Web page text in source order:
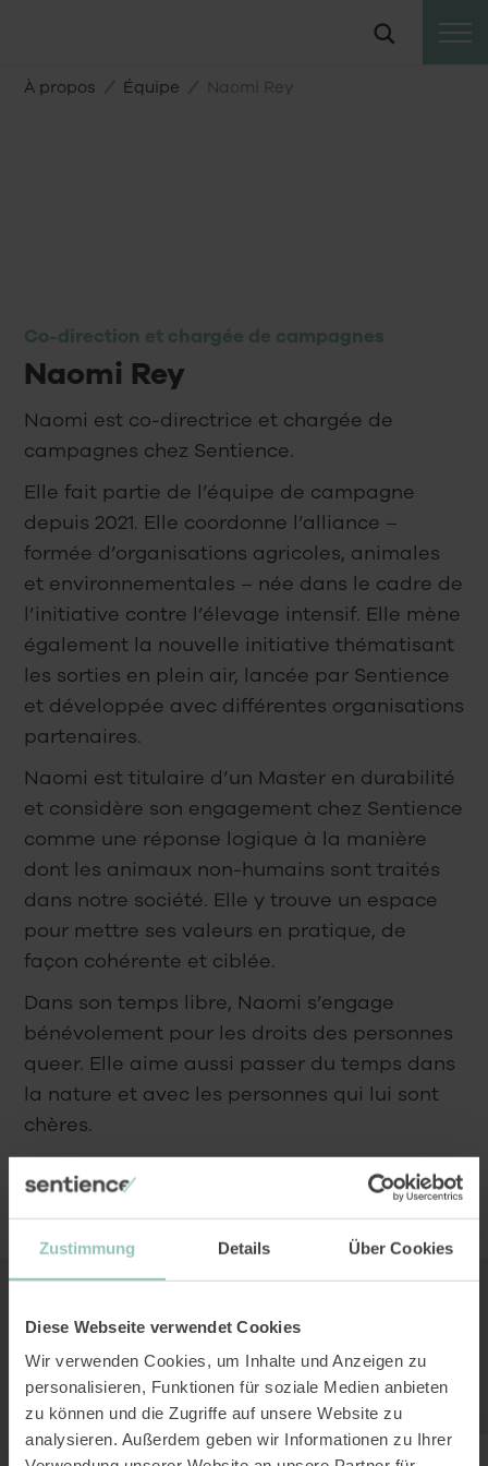
Zustimmung Details Über Cookies
Diese Webseite verwendet Cookies
Wir verwenden Cookies, um Inhalte und Anzeigen zu
personalisieren, Funktionen für soziale Medien anbieten
zu können und die Zugriffe auf unsere Website zu
analysieren. Außerdem geben wir Informationen zu Ihrer
contenu
Suche
À propos Équipe Naomi Rey
Co-direction et chargée de campagnes
Naomi Rey
Naomi est co-directrice et chargée de
campagnes chez Sentience.
Elle fait partie de l’équipe de campagne
depuis 2021. Elle coordonne l’alliance –
formée d’organisations agricoles, animales
et environnementales – née dans le cadre de
l’initiative contre l’élevage intensif. Elle mène
également la nouvelle initiative thématisant
les sorties en plein air, lancée par Sentience
et développée avec différentes organisations
partenaires.
Naomi est titulaire d’un Master en durabilité
et considère son engagement chez Sentience
comme une réponse logique à la manière
dont les animaux non-humains sont traités
dans notre société. Elle y trouve un espace
pour mettre ses valeurs en pratique, de
façon cohérente et ciblée.
Dans son temps libre, Naomi s’engage
bénévolement pour les droits des personnes
queer. Elle aime aussi passer du temps dans
la nature et avec les personnes qui lui sont
chères.
naomi.rey@sentience.ch
Articles de Naomi Rey
Toutes les initiatives.
Actualité